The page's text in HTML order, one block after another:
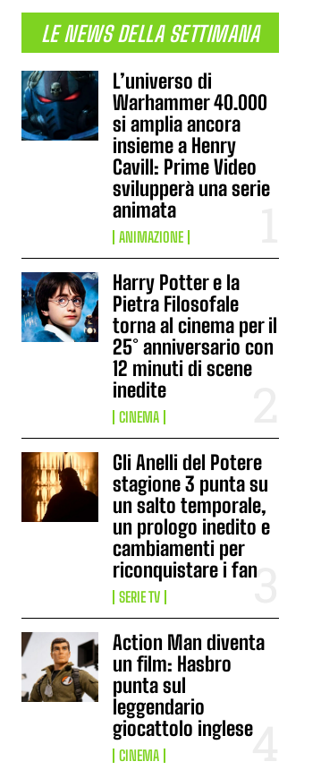
LE NEWS DELLA SETTIMANA
L’universo di
Warhammer 40.000
si amplia ancora
insieme a Henry
Cavill: Prime Video
svilupperà una serie
animata
ANIMAZIONE
Harry Potter e la
Pietra Filosofale
torna al cinema per il
25° anniversario con
12 minuti di scene
inedite
CINEMA
Gli Anelli del Potere
stagione 3 punta su
un salto temporale,
un prologo inedito e
cambiamenti per
riconquistare i fan
SERIE TV
Action Man diventa
un film: Hasbro
punta sul
leggendario
giocattolo inglese
CINEMA